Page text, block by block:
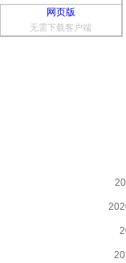
网页版
无需下载客户端